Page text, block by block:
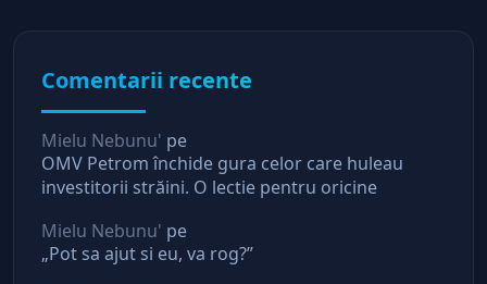
Comentarii recente
Mielu Nebunu' pe
OMV Petrom închide gura celor care huleau
investitorii străini. O lectie pentru oricine
Mielu Nebunu' pe
„Pot sa ajut si eu, va rog?”